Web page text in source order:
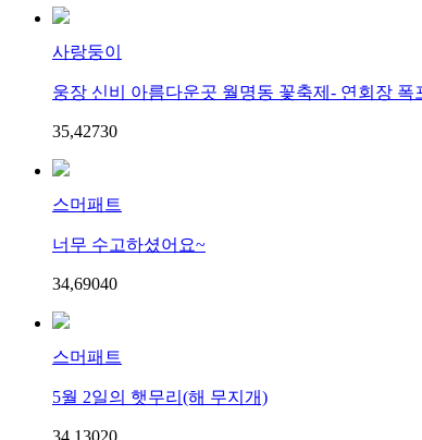
사랑둥이
웅장 신비 아름다운곳 월명동 꽃축제- 연회장 폭
35,42730
스머패트
너무 수고하셨어요~
34,69040
스머패트
5월 2일의 햇무리(해 무지개)
34,13020